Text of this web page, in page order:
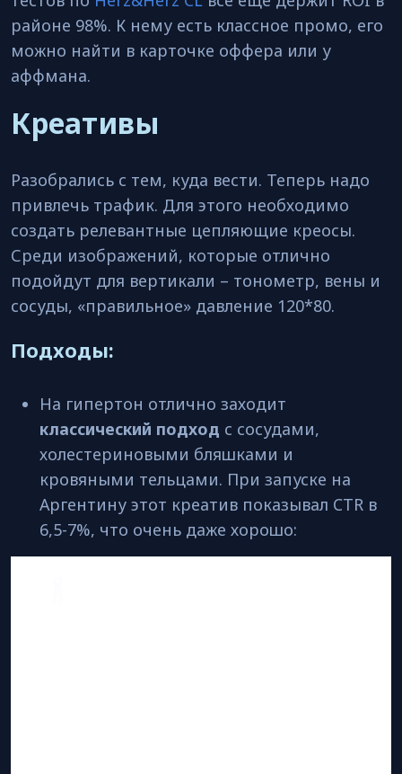
районе 98%. К нему есть классное промо, его
можно найти в карточке оффера или у
аффмана.
Креативы
Разобрались с тем, куда вести. Теперь надо
привлечь трафик. Для этого необходимо
создать релевантные цепляющие креосы.
Среди изображений, которые отлично
подойдут для вертикали – тонометр, вены и
сосуды, «правильное» давление 120*80.
Подходы:
На гипертон отлично заходит
классический подход с сосудами,
холестериновыми бляшками и
кровяными тельцами. При запуске на
Аргентину этот креатив показывал CTR в
6,5-7%, что очень даже хорошо: